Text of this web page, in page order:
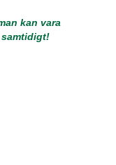
kan vara
samtidigt!